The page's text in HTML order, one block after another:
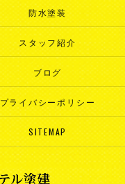
防水塗装
スタッフ紹介
ブログ
プライバシーポリシー
SITEMAP